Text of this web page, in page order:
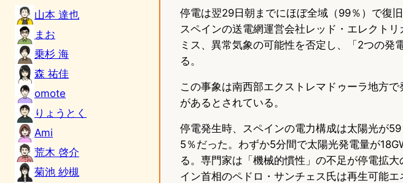
山本 達也
まお
乗杉 海
森 祐佳
omote
りょうとく
Ami
荒木 啓介
菊池 紗槻
停電は翌29日朝までにほぼ全域（99％）で復
スペインの送電網運営会社レッド・エレクト
ミス、異常気象の可能性を否定し、「2つの発
る。
この事象は南西部エクストレマドゥーラ地方
があるとされている。
停電発生時、スペインの電力構成は太陽光が
5％だった。わずか5分間で太陽光発電量が
る。専門家は「機械的慣性」の不足が停電拡
イン首相のペドロ・サンチェス氏は再生可能